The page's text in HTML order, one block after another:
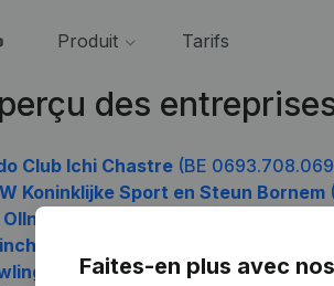
Produit Tarifs
des
Club Ichi Chastre (BE
Koninklijke Sport en Steun Bornem
Ollnight Louvain-La-Neuve
Laurence
Media(BE 0693.708.762)
Faites-en plus avec